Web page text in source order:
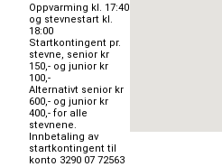
Oppvarming kl. 17:40
og stevnestart kl.
18:00
Startkontingent pr.
stevne, senior kr
150,- og junior kr
100,-
Alternativt senior kr
600,- og junior kr
400,- for alle
stevnene.
Innbetaling av
startkontingent til
konto 3290 07 72563